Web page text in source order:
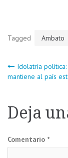
Tagged Ambato
Idolatría
mantiene al país
Deja
Comentario *